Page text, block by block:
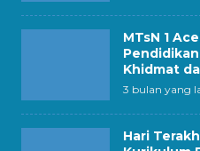
MTsN 1
Khidmat
3 bulan yang
Hari